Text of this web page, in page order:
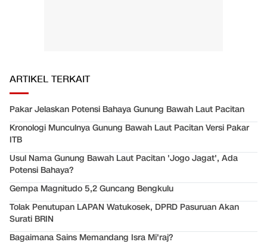
ARTIKEL TERKAIT
Pakar Jelaskan Potensi Bahaya Gunung Bawah Laut Pacitan
Kronologi Munculnya Gunung Bawah Laut Pacitan Versi Pakar
ITB
Usul Nama Gunung Bawah Laut Pacitan 'Jogo Jagat', Ada
Potensi Bahaya?
Gempa Magnitudo 5,2 Guncang Bengkulu
Tolak Penutupan LAPAN Watukosek, DPRD Pasuruan Akan
Surati BRIN
Bagaimana Sains Memandang Isra Mi'raj?